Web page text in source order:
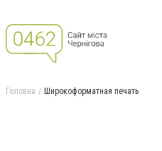
Головна Широкоформатная печать